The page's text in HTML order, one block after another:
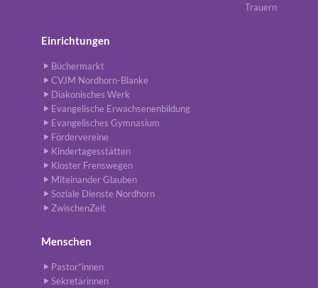
Trauern
Einrichtungen
Büchermarkt
CVJM Nordhorn-Blanke
Diakonisches Werk
Evangelische Erwachsenenbildung
Evangelisches Gymnasium
Fördervereine
Kindertagesstätten
Kloster Frenswegen
Miteinander Glauben
Soziale Dienste Nordhorn
ZwischenZeit
Menschen
Pastor*innen
Sekretärinnen